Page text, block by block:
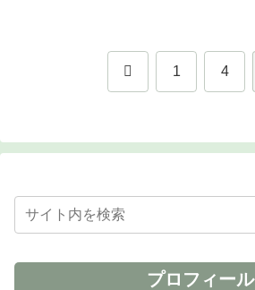
前 1 4
プロフィール